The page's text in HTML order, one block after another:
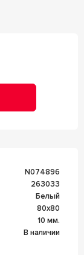
n074896
263033
Белый
80x80
10 мм.
В наличии